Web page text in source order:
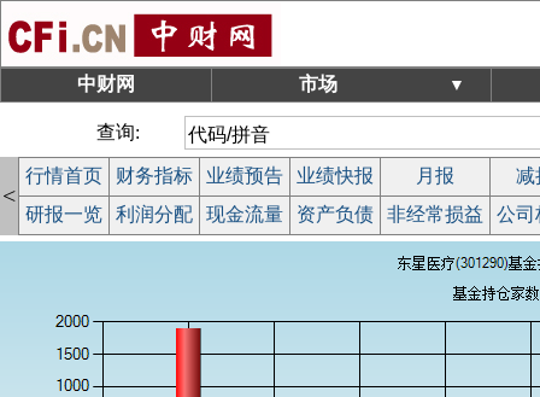
中财网 市场 ▼
查询:
<
行情首页 财务指标 业绩预告 业绩快报 月报
减
研报一览
利润分配 现金流量 资产负债 非经常损益 公司